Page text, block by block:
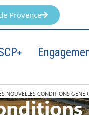
Provence
NOUVELLES CONDITIONS